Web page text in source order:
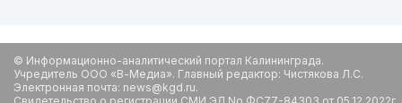
© Информационно-аналитический портал Калининграда.
Учредитель ООО «В-Медиа». Главный редактор: Чистякова Л.С.
Электронная почта: news@kgd.ru.